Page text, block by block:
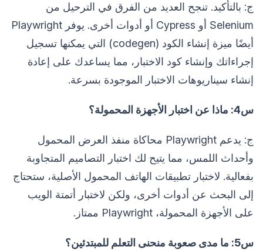
ج: بالتأكيد. تنجح العديد من الفرق في الترحيل من
Selenium أو Cypress أو أدوات أخرى. يوفر Playwright
أيضًا ميزة إنشاء الكود (codegen) التي يمكنها تسجيل
إجراءاتك وإنشاء كود الاختبار، مما يساعدك على إعادة
إنشاء سيناريوهات الاختبار الموجودة بسرعة.
س4: ماذا عن اختبار الأجهزة المحمولة؟
ج: يدعم Playwright محاكاة منفذ العرض المحمول
وأحداث اللمس، مما يتيح لك اختبار التصاميم المتجاوبة
بفعالية. لاختبار تطبيقات الهاتف المحمول الأصلية، ستحتاج
إلى البحث عن أدوات أخرى، ولكن لاختبار أتمتة الويب
على الأجهزة المحمولة، Playwright ممتاز.
س5: ما مدى صعوبة منحنى التعلم للمبتدئين؟